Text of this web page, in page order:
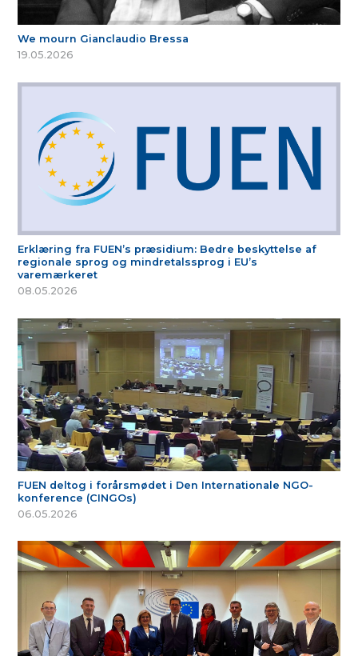
We mourn Gianclaudio Bressa
19.05.2026
Erklæring fra FUEN’s præsidium: Bedre beskyttelse af
regionale sprog og mindretalssprog i EU’s
varemærkeret
08.05.2026
FUEN deltog i forårsmødet i Den Internationale NGO-
konference (CINGOs)
06.05.2026